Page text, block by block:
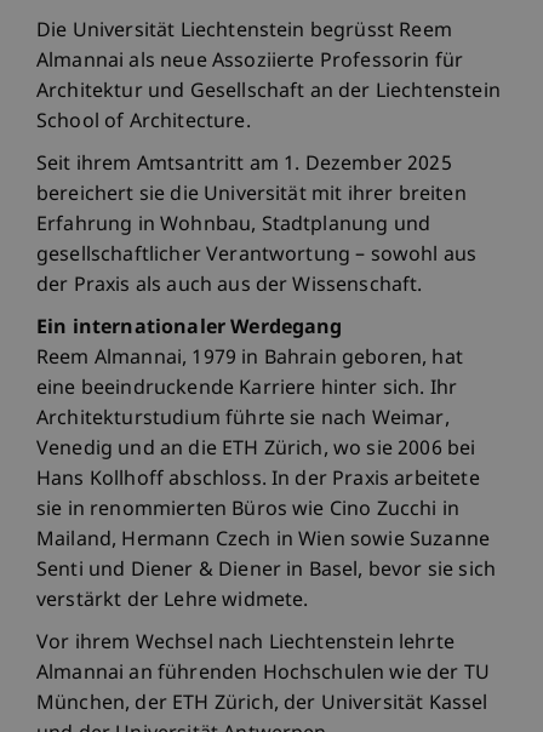
Die Universität Liechtenstein begrüsst Reem
Almannai als neue Assoziierte Professorin für
Architektur und Gesellschaft an der Liechtenstein
School of Architecture.
Seit ihrem Amtsantritt am 1. Dezember 2025
bereichert sie die Universität mit ihrer breiten
Erfahrung in Wohnbau, Stadtplanung und
gesellschaftlicher Verantwortung – sowohl aus
der Praxis als auch aus der Wissenschaft.
Ein internationaler Werdegang
Reem Almannai, 1979 in Bahrain geboren, hat
eine beeindruckende Karriere hinter sich. Ihr
Architekturstudium führte sie nach Weimar,
Venedig und an die ETH Zürich, wo sie 2006 bei
Hans Kollhoff abschloss. In der Praxis arbeitete
sie in renommierten Büros wie Cino Zucchi in
Mailand, Hermann Czech in Wien sowie Suzanne
Senti und Diener & Diener in Basel, bevor sie sich
verstärkt der Lehre widmete.
Vor ihrem Wechsel nach Liechtenstein lehrte
Almannai an führenden Hochschulen wie der TU
München, der ETH Zürich, der Universität Kassel